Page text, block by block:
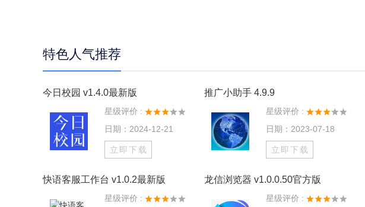
特色人气推荐
今日校园 v1.4.0最新版
星级评价 :
日期：2024-12-21
立即下载
推广小助手 4.9.9
星级评价 :
日期：2023-07-18
立即下载
快语客服工作台 v1.0.2最新版
星级评价 :
龙信浏览器 v1.0.0.50官方版
星级评价 :